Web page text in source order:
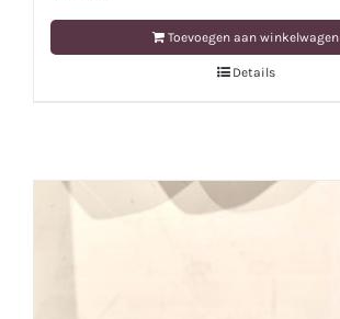
Toevoegen aan winkelwagen
Details